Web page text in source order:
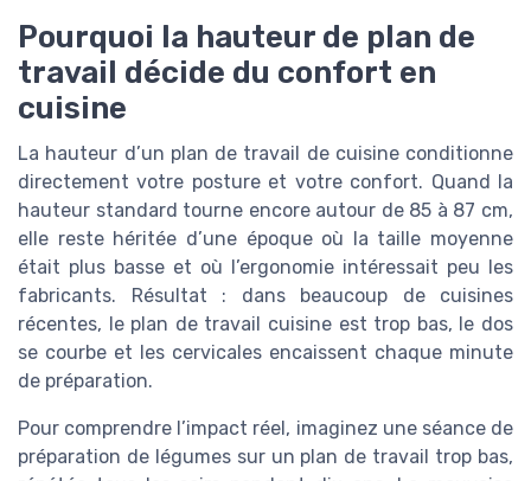
Pourquoi la hauteur de plan de
travail décide du confort en
cuisine
La hauteur d’un plan de travail de cuisine conditionne
directement votre posture et votre confort. Quand la
hauteur standard tourne encore autour de 85 à 87 cm,
elle reste héritée d’une époque où la taille moyenne
était plus basse et où l’ergonomie intéressait peu les
fabricants. Résultat : dans beaucoup de cuisines
récentes, le plan de travail cuisine est trop bas, le dos
se courbe et les cervicales encaissent chaque minute
de préparation.
Pour comprendre l’impact réel, imaginez une séance de
préparation de légumes sur un plan de travail trop bas,